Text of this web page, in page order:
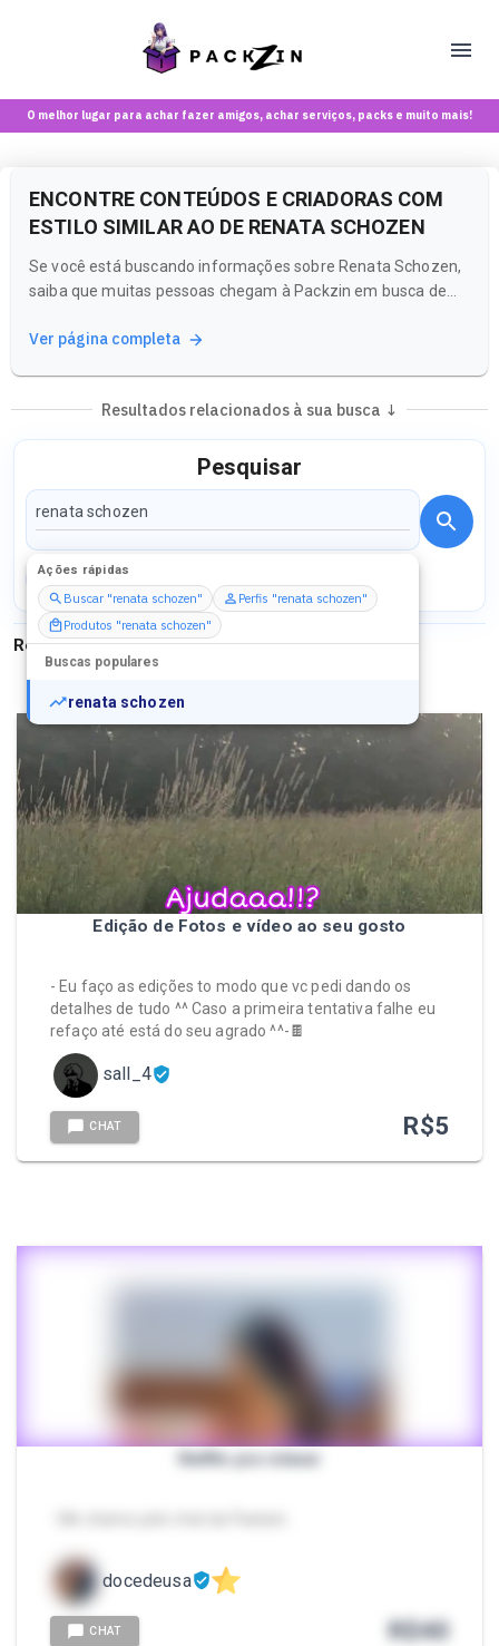
O melhor lugar para achar fazer amigos, achar serviços, packs e muito mais!
ENCONTRE CONTEÚDOS E CRIADORAS COM
ESTILO SIMILAR AO DE RENATA SCHOZEN
Se você está buscando informações sobre Renata Schozen,
saiba que muitas pessoas chegam à Packzin em busca de
plataforma única que combina rede social e marketplace,
Ver página completa
Resultados relacionados à sua busca ↓
Pesquisar
Ações rápidas
Buscar "renata schozen"
Perfis "renata schozen"
Produtos "renata schozen"
Buscas populares
renata schozen
Perfis
Resultados para"renata schozen"
Edição de Fotos e vídeo ao seu gosto
- Eu faço as edições to modo que vc pedi dando os
detalhes de tudo ^^ Caso a primeira tentativa falhe eu
refaço até está do seu agrado ^^-🍫
sall_4
CHAT R$5
Netflix pra relaxar
docedeusa
CHAT R$40